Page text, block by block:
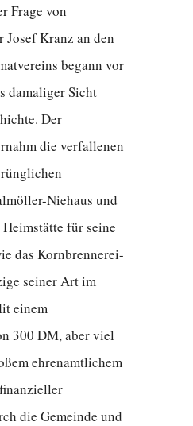
Frage von
Kranz an den
begann vor
damaliger Sicht
Der
die verfallenen
Niehaus und
für seine
das Kornbrennerei-
seiner Art im
einem
300 DM, aber viel
ehrenamtlichem
die Gemeinde und